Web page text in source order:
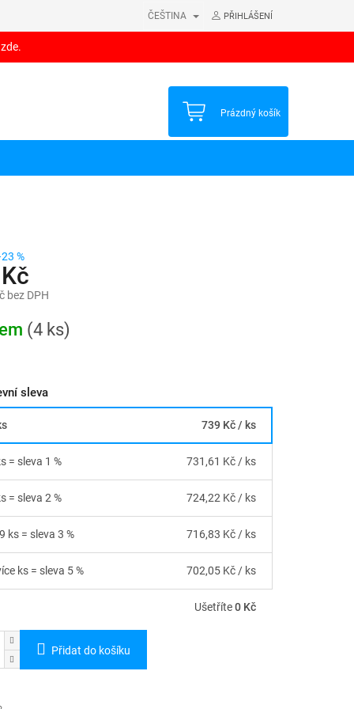
ČEŠTINA PŘIHLÁŠENÍ
NÁKUPNÍ
Prázdný košík
%
bez DPH
(4 ks)
sleva
739 Kč / ks
= sleva 1 % 731,61 Kč / ks
= sleva 2 % 724,22 Kč / ks
ks = sleva 3 % 716,83 Kč / ks
ks = sleva 5 % 702,05 Kč / ks
Ušetříte0 Kč
Přidat do košíku